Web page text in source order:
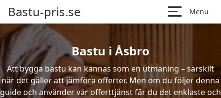
Bastu-pris.se Menu
Bastu i Åsbro
Att bygga bastu kan kännas som en utmaning – särskilt
när det gäller att jämföra offerter. Men om du följer denna
guide och använder vår offerttjänst får du det enklaste och